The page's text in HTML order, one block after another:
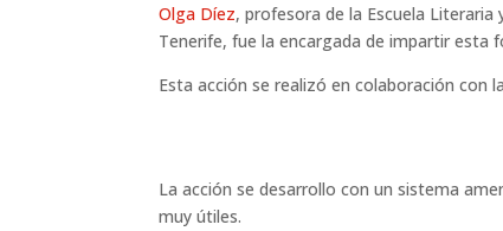
Olga Díez, profesora de la Escuela
Tenerife, fue la encargada de impartir esta
Esta acción se realizó en colaboración con
La acción se desarrollo con un sistema
muy útiles.